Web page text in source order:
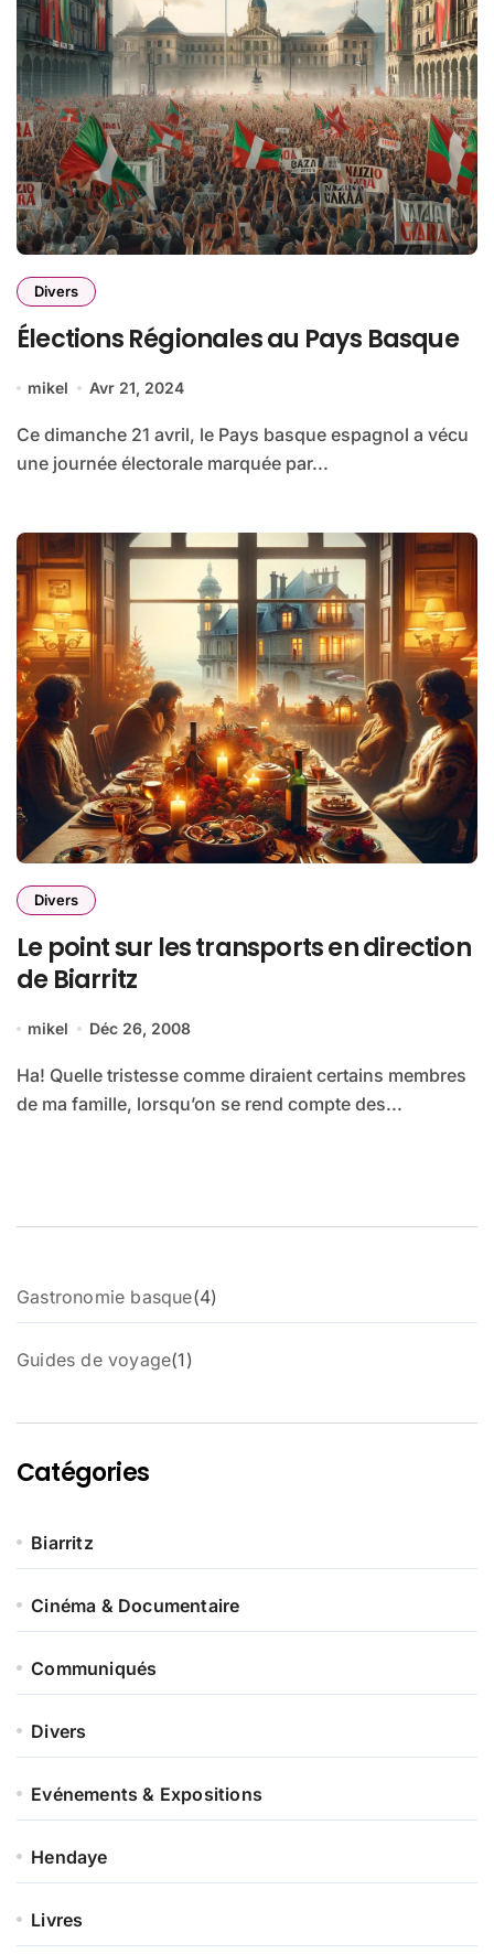
Divers
Élections Régionales au Pays Basque
mikel Avr 21, 2024
Ce dimanche 21 avril, le Pays basque espagnol a vécu
une journée électorale marquée par...
Divers
Le point sur les transports en direction
de Biarritz
mikel Déc 26, 2008
Ha! Quelle tristesse comme diraient certains membres
de ma famille, lorsqu’on se rend compte des...
Gastronomie basque 44
p
Guides de voyage 1 1
o
Catégories
Biarritz
Cinéma & Documentaire
Communiqués
Divers
Evénements & Expositions
Hendaye
Livres